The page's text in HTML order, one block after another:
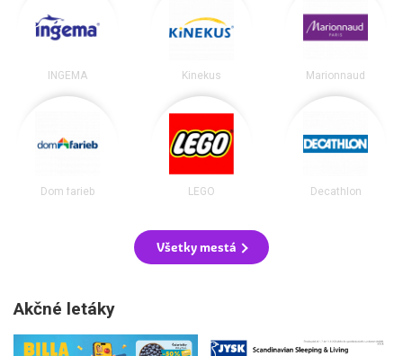
INGEMA Kinekus Marionnaud
Dom farieb LEGO Decathlon
Všetky mestá
Akčné letáky